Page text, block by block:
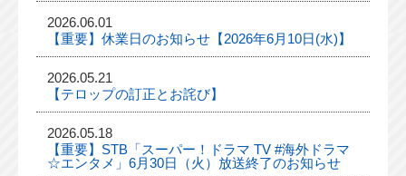
2026.06.01
【重要】休業日のお知らせ【2026年6月10日(水)】
2026.05.21
【テロップの訂正とお詫び】
2026.05.18
【重要】STB「スーパー！ドラマ TV #海外ドラマ
☆エンタメ」6月30日（火）放送終了のお知らせ